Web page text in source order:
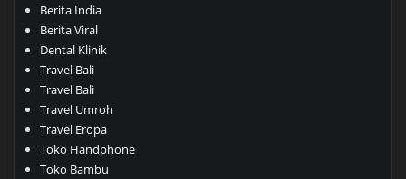
Berita India
Berita Viral
Dental Klinik
Travel Bali
Travel Bali
Travel Umroh
Travel Eropa
Toko Handphone
Toko Bambu